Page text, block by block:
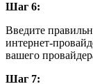
Шаг 6:
Введите
интернет-
вашего
Шаг 7: